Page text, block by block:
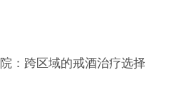
：跨区域的戒酒治疗选择